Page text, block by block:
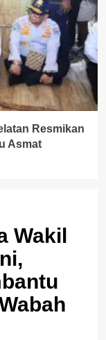
Resmikan
Asmat
Wakil